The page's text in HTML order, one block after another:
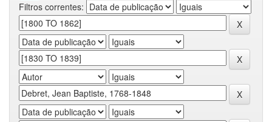
Filtros correntes: